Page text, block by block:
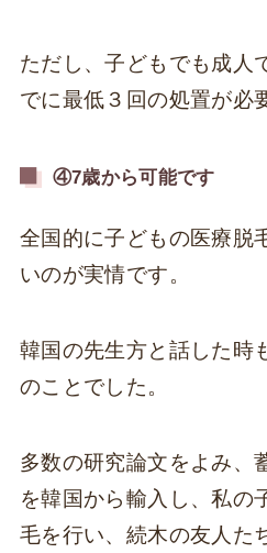
ただし、子どもでも成人
でに最低３回の処置が必
④7歳から可能です
全国的に子どもの医療脱
いのが実情です。
韓国の先生方と話した時
のことでした。
多数の研究論文をよみ、
を韓国から輸入し、私の
毛を行い、続木の友人た